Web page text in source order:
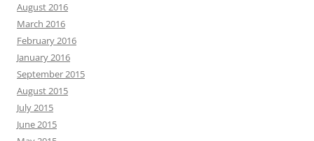
August 2016
March 2016
February 2016
January 2016
September 2015
August 2015
July 2015
June 2015